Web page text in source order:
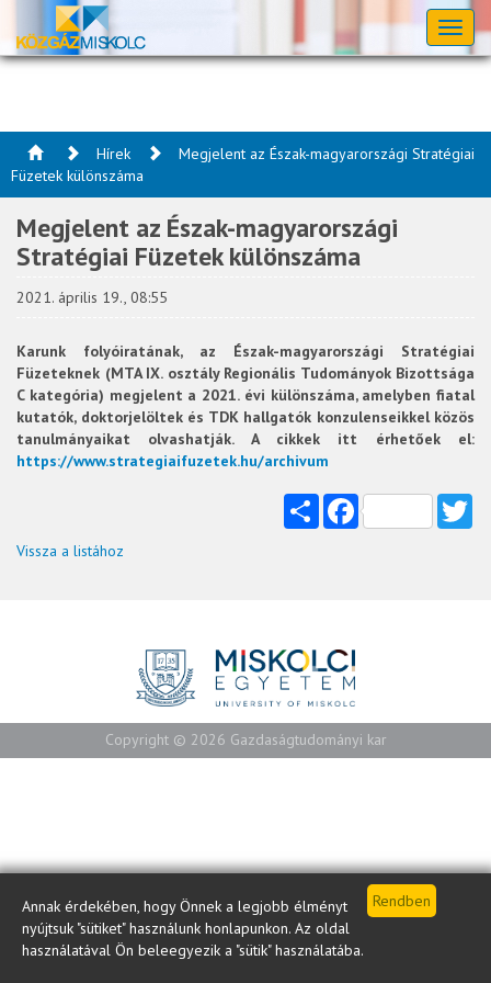
Annak érdekében, hogy Önnek a legjobb élményt
nyújtsuk "sütiket" használunk honlapunkon. Az oldal
használatával Ön beleegyezik a "sütik" használatába.
Hírek
Megjelent az Észak-magyarországi Stratégiai
Füzetek különszáma
Megjelent az Észak-magyarországi
Stratégiai Füzetek különszáma
2021. április 19., 08:55
Karunk folyóiratának, az Észak-magyarországi Stratégiai
Füzeteknek (MTA IX. osztály Regionális Tudományok Bizottsága
C kategória) megjelent a 2021. évi különszáma, amelyben fiatal
kutatók, doktorjelöltek és TDK hallgatók konzulenseikkel közös
tanulmányaikat olvashatják. A cikkek itt érhetőek el:
https://www.strategiaifuzetek.hu/archivum
Share Facebook
Vissza a listához
Copyright © 2026 Gazdaságtudományi kar